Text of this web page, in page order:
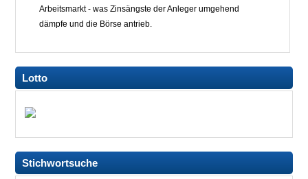
Arbeitsmarkt - was Zinsängste der Anleger umgehend
dämpfe und die Börse antrieb.
Lotto
Stichwortsuche